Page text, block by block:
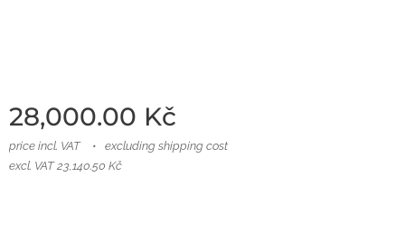
28,000.00 Kč
price incl. VAT
excluding shipping cost
excl. VAT 23,140.50 Kč